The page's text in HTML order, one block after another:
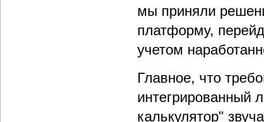
мы приняли
платформу,
учетом
Главное, что
интегрированный
калькулятор"